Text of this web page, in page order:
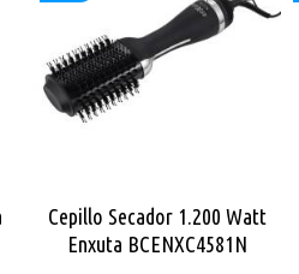
Cepillo Secador 1.200 Watt
Enxuta BCENXC4581N